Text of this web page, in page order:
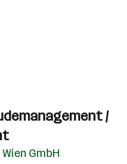
/
GmbH